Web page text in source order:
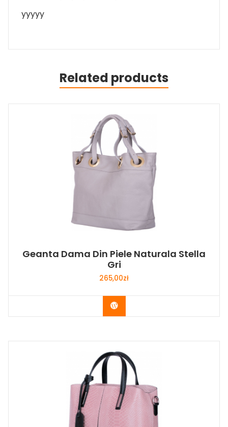
yyyyy
Related products
Geanta Dama Din Piele Naturala Stella
Gri
265,00zł
Buy Now